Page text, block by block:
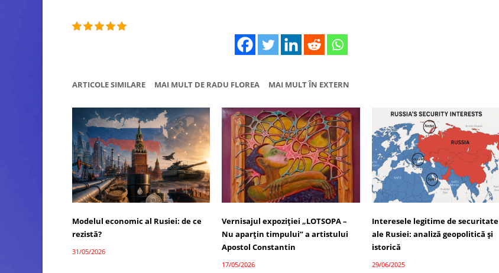
ARTICOLE SIMILARE MAI MULT DE RADU FLOREA MAI MULT ÎN EXTERN
Modelul economic al Rusiei: de ce
rezistă?
31/05/2026
Vernisajul expoziției „LOTSOPA –
Nu aparțin timpului” a artistului
Apostol Constantin
17/05/2026
Interesele legitime de securitate
ale Rusiei: analiză geopolitică și
istorică
29/06/2025